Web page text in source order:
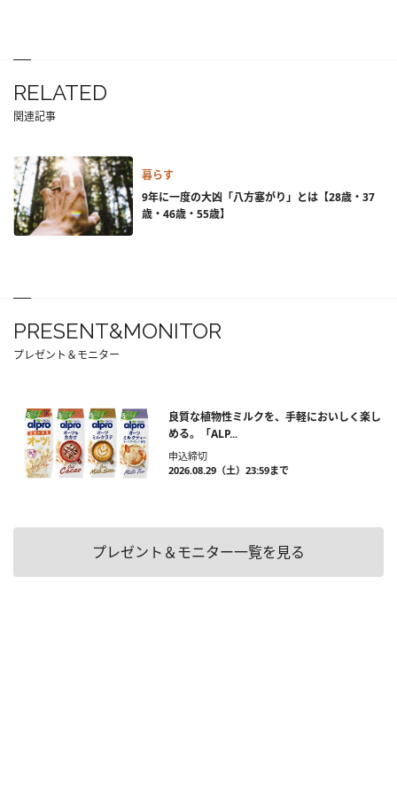
RELATED
関連記事
暮らす
9年に一度の大凶「八方塞がり」とは【28歳・37
歳・46歳・55歳】
PRESENT&MONITOR
プレゼント＆モニター
良質な植物性ミルクを、手軽においしく楽し
める。「ALP...
申込締切
2026.08.29（土）23:59まで
プレゼント＆モニター一覧を見る